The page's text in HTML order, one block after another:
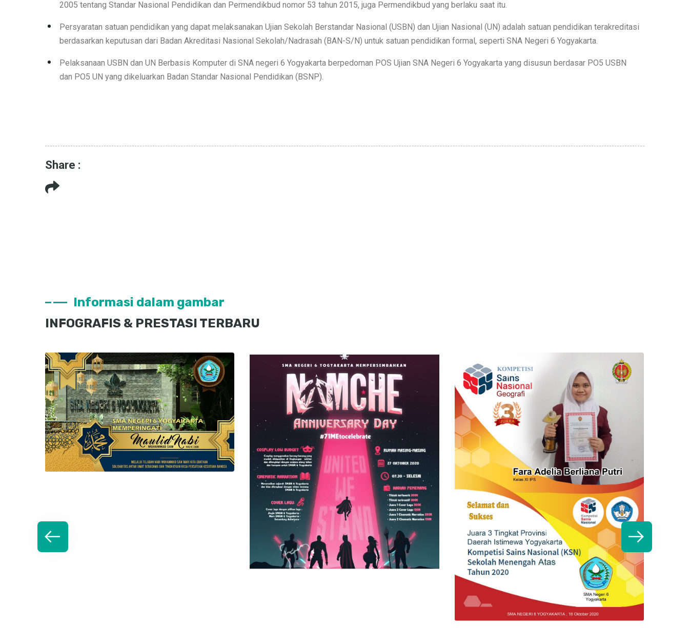
2005 tentang Standar Nasional Pendidikan dan Permendikbud nomor 53 tahun 2015, juga Permendikbud yang berlaku saat itu.
Persyaratan satuan pendidikan yang dapat melaksanakan Ujian Sekolah Berstandar Nasional (USBN) dan Ujian Nasional (UN) adalah satuan pendidikan terakreditasi
berdasarkan keputusan dari Badan Akreditasi Nasional Sekolah/Nadrasah (BAN-S/N) untuk satuan pendidikan formal, seperti SNA Negeri 6 Yogyakarta.
Pelaksanaan USBN dan UN Berbasis Komputer di SNA negeri 6 Yogyakarta berpedoman POS Ujian SNA Negeri 6 Yogyakarta yang disusun berdasar PO5 USBN
dan PO5 UN yang dikeluarkan Badan Standar Nasional Pendidikan (BSNP).
Share :
Informasi dalam gambar
INFOGRAFIS & PRESTASI TERBARU